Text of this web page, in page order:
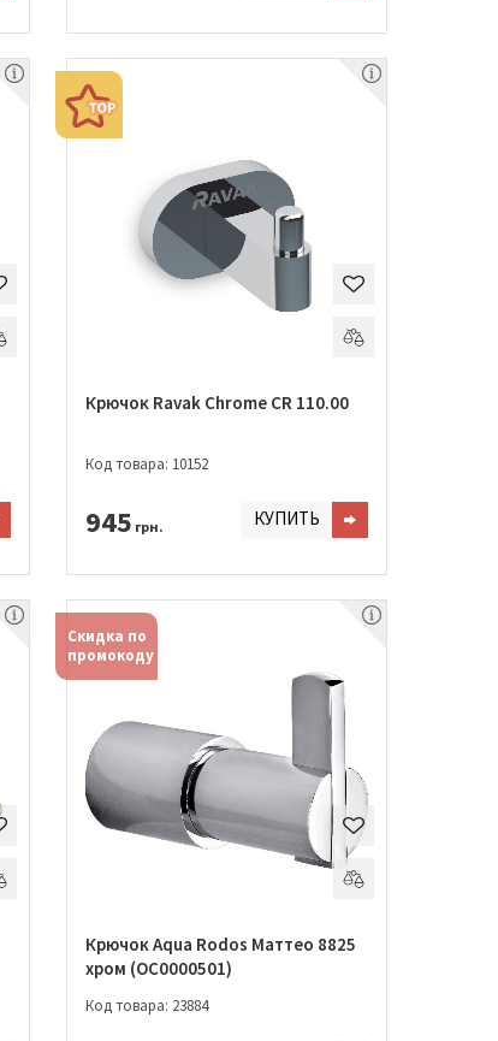
Крючок Ravak Chrome CR 110.00
Код товара: 10152
945 грн. КУПИТЬ
Скидка по
промокоду
Крючок Aqua Rodos Маттео 8825
хром (OC0000501)
Код товара: 23884